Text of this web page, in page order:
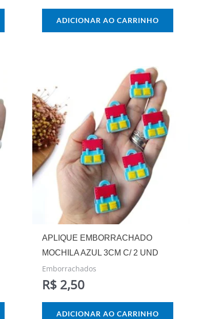
ADICIONAR AO CARRINHO
APLIQUE EMBORRACHADO
MOCHILA AZUL 3CM C/ 2 UND
Emborrachados
R$2,50
ADICIONAR AO CARRINHO